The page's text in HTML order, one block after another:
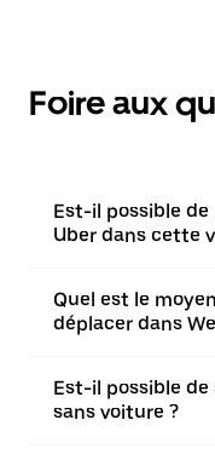
Foire aux
Est-il possible de
Uber dans cette
Quel est le
déplacer dans
Est-il possible
sans voiture ?